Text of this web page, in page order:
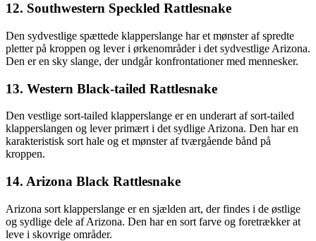
12. Southwestern Speckled Rattlesnake
Den sydvestlige spættede klapperslange har et mønster af spredte
pletter på kroppen og lever i ørkenområder i det sydvestlige Arizona.
Den er en sky slange, der undgår konfrontationer med mennesker.
13. Western Black-tailed Rattlesnake
Den vestlige sort-tailed klapperslange er en underart af sort-tailed
klapperslangen og lever primært i det sydlige Arizona. Den har en
karakteristisk sort hale og et mønster af tværgående bånd på
kroppen.
14. Arizona Black Rattlesnake
Arizona sort klapperslange er en sjælden art, der findes i de østlige
og sydlige dele af Arizona. Den har en sort farve og foretrækker at
leve i skovrige områder.